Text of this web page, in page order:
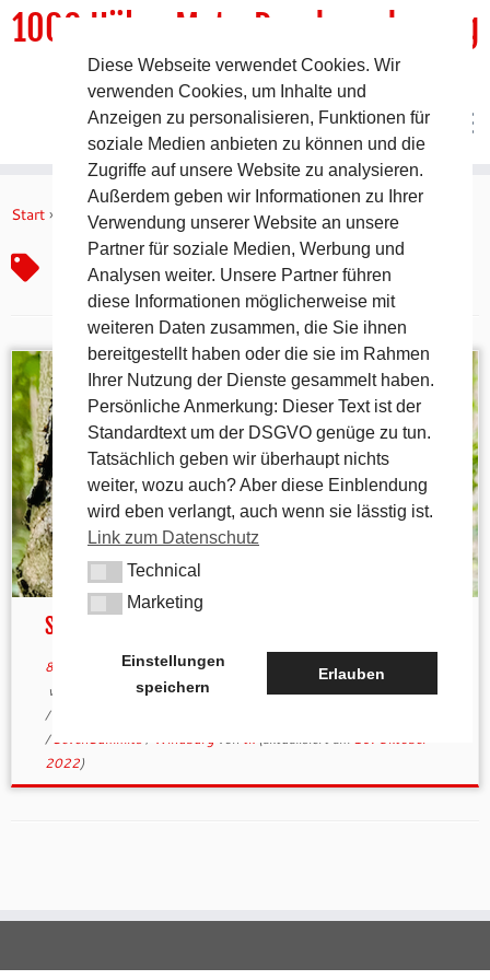
Inhalt
1000 HöhenMeterRundwanderweg
DER Rundwanderweg um Pommelsbrunn
Start » Dom
Dom
Seven Summits im Nürnberger Land
8. Oktober 2022inAktuelles
andere Wanderwege
verschlagwortet7 Gipfel/7Summits/Arzberg/Dom/Hochberg
/
/SevenSummits/ Windburg von tk(aktualisiert am 10. Oktober
2022)
Diese Webseite verwendet Cookies. Wir
verwenden Cookies, um Inhalte und
Anzeigen zu personalisieren, Funktionen für
soziale Medien anbieten zu können und die
Zugriffe auf unsere Website zu analysieren.
Außerdem geben wir Informationen zu Ihrer
Verwendung unserer Website an unsere
Partner für soziale Medien, Werbung und
Analysen weiter. Unsere Partner führen
diese Informationen möglicherweise mit
weiteren Daten zusammen, die Sie ihnen
bereitgestellt haben oder die sie im Rahmen
Ihrer Nutzung der Dienste gesammelt haben.
Persönliche Anmerkung: Dieser Text ist der
Standardtext um der DSGVO genüge zu tun.
Tatsächlich geben wir überhaupt nichts
weiter, wozu auch? Aber diese Einblendung
wird eben verlangt, auch wenn sie lässtig ist.
Link zum Datenschutz
TechnicalTechnical
MarketingMarketing
Einstellungen
speichern
Erlauben